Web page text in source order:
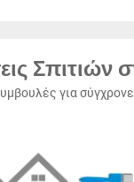
Σπιτιών
για